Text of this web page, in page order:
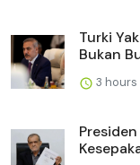
Turki
Bukan
3 hours